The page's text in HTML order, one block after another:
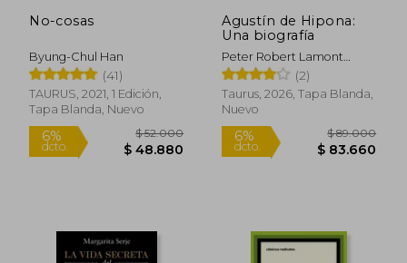
No-cosas
Byung-Chul Han
(41)
TAURUS, 2021, 1 Edición,
Tapa Blanda, Nuevo
Rápido
Agustín de Hipona:
Una biografía
Peter Robert Lamont
Brown
(2)
Taurus, 2026, Tapa Blanda,
Nuevo
Rápido